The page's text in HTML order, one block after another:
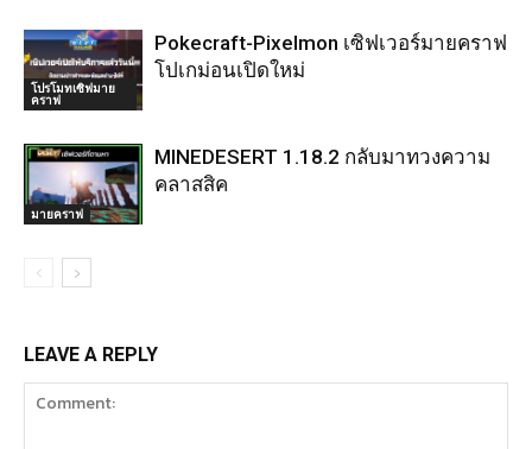
โปรโมทเซิฟมาย
คราฟ
Pokecraft-Pixelmon เซิฟเวอร์มายคราฟ
โปเกม่อนเปิดใหม่
มายคราฟ
MINEDESERT 1.18.2 กลับมาทวงความ
คลาสสิค
LEAVE A REPLY